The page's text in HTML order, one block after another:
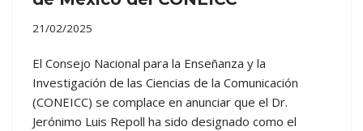
21/02/2025
El Consejo Nacional para la Enseñanza y la
Investigación de las Ciencias de la Comunicación
(CONEICC) se complace en anunciar que el Dr.
Jerónimo Luis Repoll ha sido designado como el